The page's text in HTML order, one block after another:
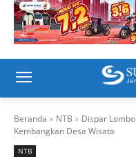
Beranda NTB
Dispar
Kembangkan Desa Wisata
NTB